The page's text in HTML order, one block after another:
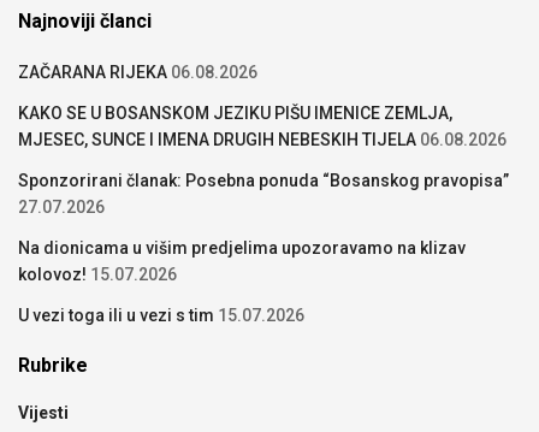
Najnoviji članci
ZAČARANA RIJEKA 06.08.2026
KAKO SE U BOSANSKOM JEZIKU PIŠU IMENICE ZEMLJA,
MJESEC, SUNCE I IMENA DRUGIH NEBESKIH TIJELA 06.08.2026
Sponzorirani članak: Posebna ponuda “Bosanskog pravopisa”
27.07.2026
Na dionicama u višim predjelima upozoravamo na klizav
kolovoz! 15.07.2026
U vezi toga ili u vezi s tim 15.07.2026
Rubrike
Vijesti